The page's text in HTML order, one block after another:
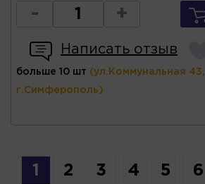
- +
Написать отзыв
больше 10 шт (ул.Коммунальная 43,
г.Симферополь)
1 2 3 4 5 6